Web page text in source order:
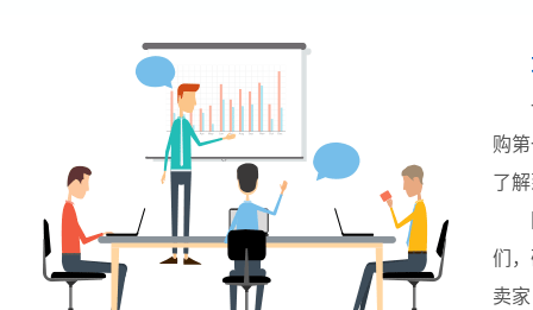
购
了
们
卖